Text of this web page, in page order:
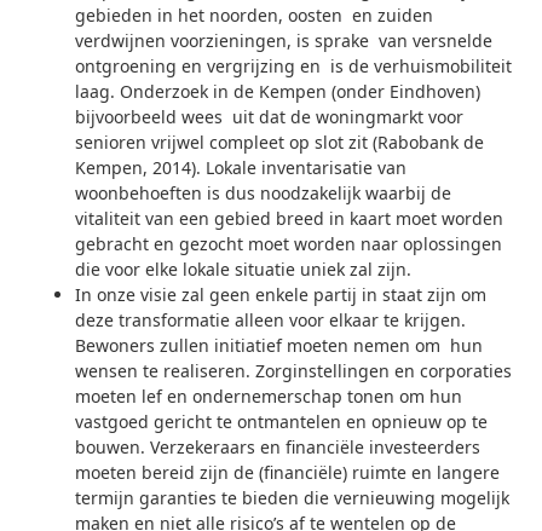
gebieden in het noorden, oosten en zuiden
verdwijnen voorzieningen, is sprake van versnelde
ontgroening en vergrijzing en is de verhuismobiliteit
laag. Onderzoek in de Kempen (onder Eindhoven)
bijvoorbeeld wees uit dat de woningmarkt voor
senioren vrijwel compleet op slot zit (Rabobank de
Kempen, 2014). Lokale inventarisatie van
woonbehoeften is dus noodzakelijk waarbij de
vitaliteit van een gebied breed in kaart moet worden
gebracht en gezocht moet worden naar oplossingen
die voor elke lokale situatie uniek zal zijn.
In onze visie zal geen enkele partij in staat zijn om
deze transformatie alleen voor elkaar te krijgen.
Bewoners zullen initiatief moeten nemen om hun
wensen te realiseren. Zorginstellingen en corporaties
moeten lef en ondernemerschap tonen om hun
vastgoed gericht te ontmantelen en opnieuw op te
bouwen. Verzekeraars en financiële investeerders
moeten bereid zijn de (financiële) ruimte en langere
termijn garanties te bieden die vernieuwing mogelijk
maken en niet alle risico’s af te wentelen op de